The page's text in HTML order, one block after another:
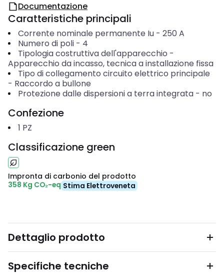
Documentazione
Caratteristiche principali
Corrente nominale permanente Iu- 250 A
Numero di poli- 4
Tipologia costruttiva dell'apparecchio -
Apparecchio da incasso, tecnica a installazione fissa
Tipo di collegamento circuito elettrico principale
- Raccordo a bullone
Protezione dalle dispersioni a terra integrata- no
Confezione
1 PZ
Classificazione green
Impronta di carbonio del prodotto
358 Kg CO₂-eq Stima Elettroveneta
Dettaglio prodotto
Specifiche tecniche